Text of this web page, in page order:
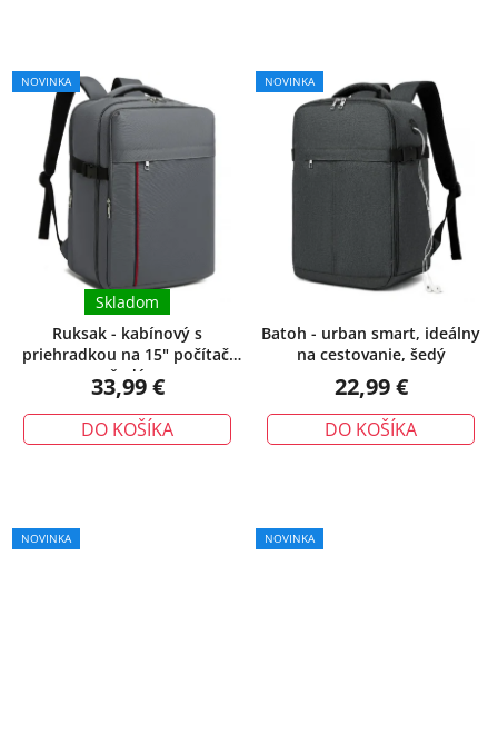
NOVINKA
Ruksak - kabínový s
priehradkou na 15" počítač,
šedý
Skladom
33,99 €
DO KOŠÍKA
NOVINKA
Batoh - urban smart, ideálny
na cestovanie, šedý
22,99 €
DO KOŠÍKA
NOVINKA NOVINKA